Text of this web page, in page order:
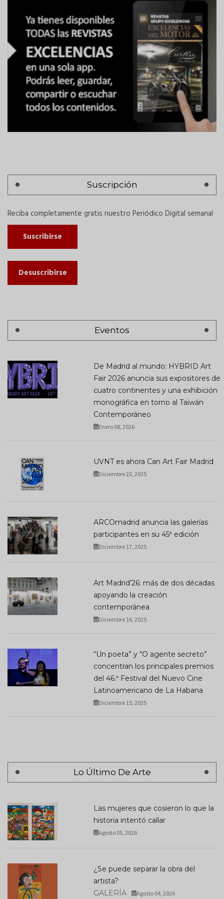
Suscripción
Reciba completamente gratis nuestro Periódico Digital semanal
Suscribirse
Desuscribirse
Eventos
De Madrid al mundo: HYBRID Art
Fair 2026 anuncia sus expositores de
cuatro continentes y una exhibición
monográfica en torno al Taiwán
Contemporáneo
Enero 08, 2026
UVNT es ahora Can Art Fair Madrid
Diciembre 23, 2025
ARCOmadrid anuncia las galerías
participantes en su 45ª edición
Diciembre 17, 2025
Art Madrid’26: más de dos décadas
apoyando la creación
contemporánea
Diciembre 16, 2025
“Un poeta” y “O agente secreto”
concentran los principales premios
del 46.º Festival del Nuevo Cine
Latinoamericano de La Habana
Diciembre 15, 2025
Lo Último De Arte
Las mujeres que cosieron lo que la
historia intentó callar
Agosto 05, 2026
¿Se puede separar la obra del
artista?
GALERÍA
Agosto 04, 2026